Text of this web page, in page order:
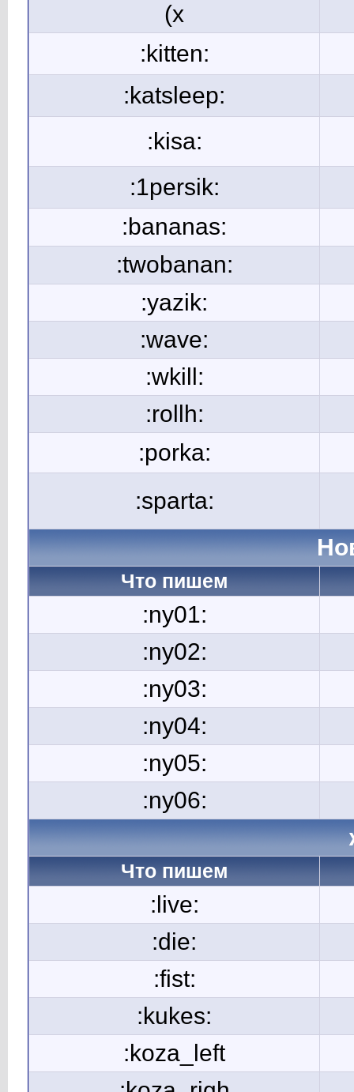
(x
:kitten:
:katsleep:
:kisa:
:1persik:
:bananas:
:twobanan:
:yazik:
:wave:
:wkill:
:rollh:
:porka:
:sparta:
Что пишем
:ny01:
:ny02:
:ny03:
:ny04:
:ny05:
:ny06:
Что пишем
:live:
:die:
:fist:
:kukes:
:koza_left